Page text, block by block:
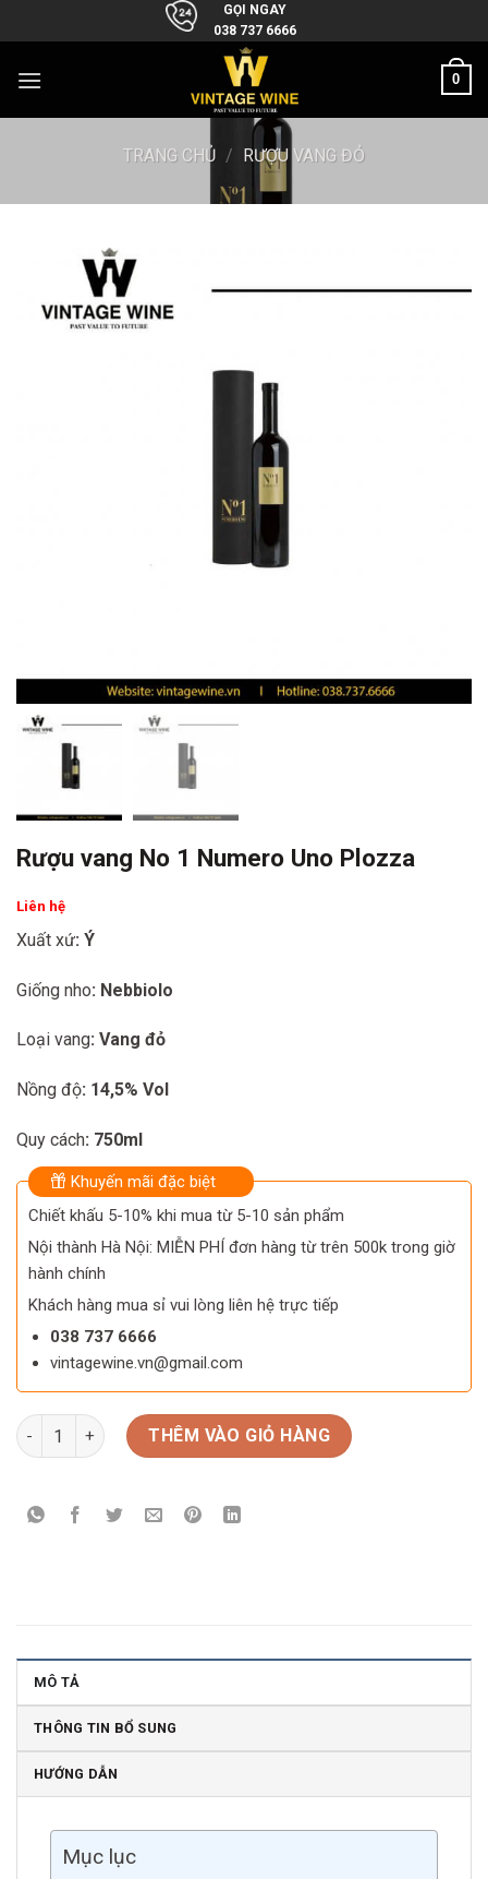
to
GỌI NGAY
038 737 6666
0
TRANG CHỦ / RƯỢU VANG ĐỎ
Rượu vang No 1 Numero Uno Plozza
Liên hệ
Xuất xứ: Ý
Giống nho: Nebbiolo
Loại vang: Vang đỏ
Nồng độ: 14,5% Vol
Quy cách: 750ml
Khuyến mãi đặc biệt
Chiết khấu 5-10% khi mua từ 5-10 sản phẩm
Nội thành Hà Nội: MIỄN PHÍ đơn hàng từ trên 500k trong giờ
hành chính
Khách hàng mua sỉ vui lòng liên hệ trực tiếp
038 737 6666
vintagewine.vn@gmail.com
Rượu vang No 1 Numero Uno Plozza số lượng
THÊM VÀO GIỎ HÀNG
MÔ TẢ
THÔNG TIN BỔ SUNG
HƯỚNG DẪN
Mục lục